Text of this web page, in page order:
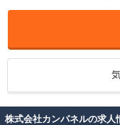
株式会社カンパネルの求人